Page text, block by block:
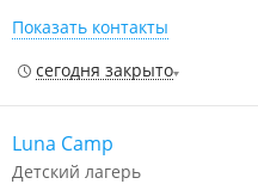
Показать контакты
сегодня закрыто
Luna Camp
Детский лагерь